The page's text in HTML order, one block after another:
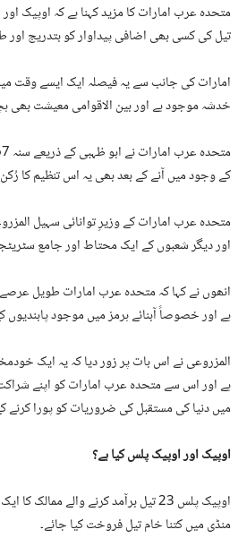
متحدہ عرب امارات کا مزید کہنا ہے کہ اوپیک
تیل کی کسی بھی اضافی پیداوار کو بتدریج اور
امارات کی جانب سے یہ فیصلہ ایک ایسے وقت
خدشہ موجود ہے اور بین الاقوامی معیشت بھی
کے وجود میں آنے کے بعد بھی یہ اس تنظیم کا رُکن
متحدہ عرب امارات کے وزیرِ توانائی سہیل
اور دیگر شعبوں کے ایک محتاط اور جامع
انھوں نے کہا کہ متحدہ عرب امارات طویل عرصے
ہے اور خصوصاً آبنائے ہرمز میں موجود
المزروعی نے اس بات پر زور دیا کہ یہ ایک
ہے اور اس سے متحدہ عرب امارات کو اپنے
میں دنیا کی مستقبل کی ضروریات کو پورا کرنے
اوپیک اور اوپیک پلس کیا ہے؟
اوپیک پلس 23 تیل برآمد کرنے والے
منڈی میں کتنا خام تیل فروخت کیا جائے۔